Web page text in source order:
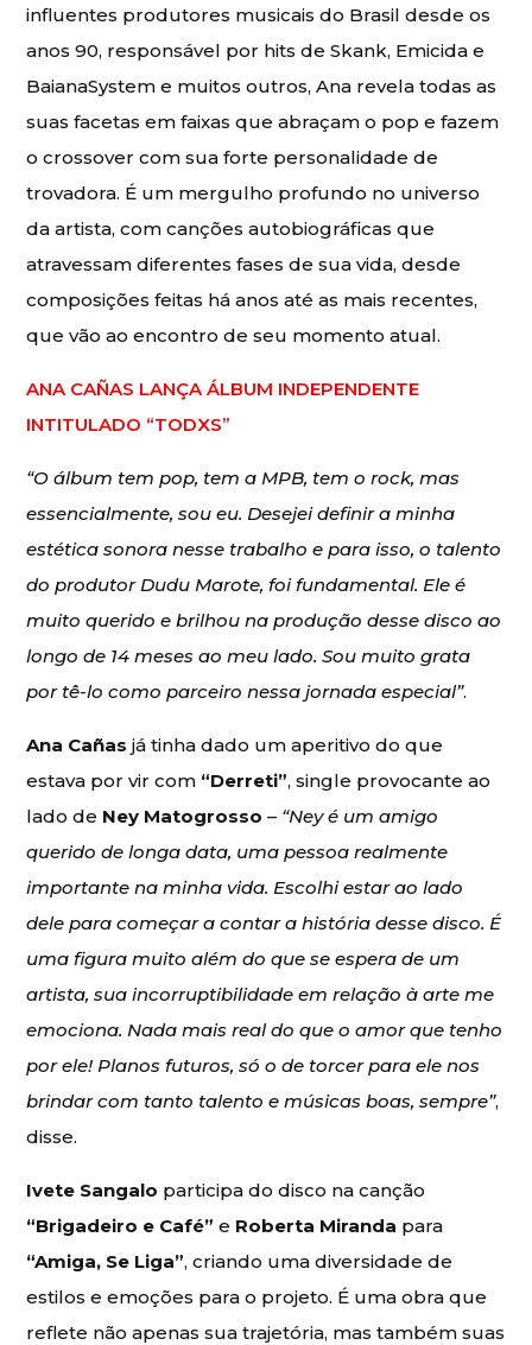
influentes produtores musicais do Brasil desde os
anos 90, responsável por hits de Skank, Emicida e
BaianaSystem e muitos outros, Ana revela todas as
suas facetas em faixas que abraçam o pop e fazem
o crossover com sua forte personalidade de
trovadora. É um mergulho profundo no universo
da artista, com canções autobiográficas que
atravessam diferentes fases de sua vida, desde
composições feitas há anos até as mais recentes,
que vão ao encontro de seu momento atual.
ANA CAÑAS LANÇA ÁLBUM INDEPENDENTE
INTITULADO “TODXS”
“O álbum tem pop, tem a MPB, tem o rock, mas
essencialmente, sou eu. Desejei definir a minha
estética sonora nesse trabalho e para isso, o talento
do produtor Dudu Marote, foi fundamental. Ele é
muito querido e brilhou na produção desse disco ao
longo de 14 meses ao meu lado. Sou muito grata
por tê-lo como parceiro nessa jornada especial”.
Ana Cañas já tinha dado um aperitivo do que
estava por vir com “Derreti”, single provocante ao
lado de Ney Matogrosso – “Ney é um amigo
querido de longa data, uma pessoa realmente
importante na minha vida. Escolhi estar ao lado
dele para começar a contar a história desse disco. É
uma figura muito além do que se espera de um
artista, sua incorruptibilidade em relação à arte me
emociona. Nada mais real do que o amor que tenho
por ele! Planos futuros, só o de torcer para ele nos
brindar com tanto talento e músicas boas, sempre”,
disse.
Ivete Sangalo participa do disco na canção
“Brigadeiro e Café” e Roberta Miranda para
“Amiga, Se Liga”, criando uma diversidade de
estilos e emoções para o projeto. É uma obra que
reflete não apenas sua trajetória, mas também suas